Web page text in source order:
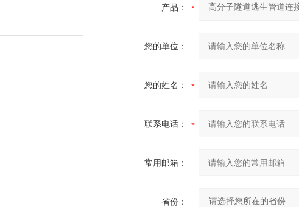
产品：
您的单位：
您的姓名：
联系电话：
常用邮箱：
省份：